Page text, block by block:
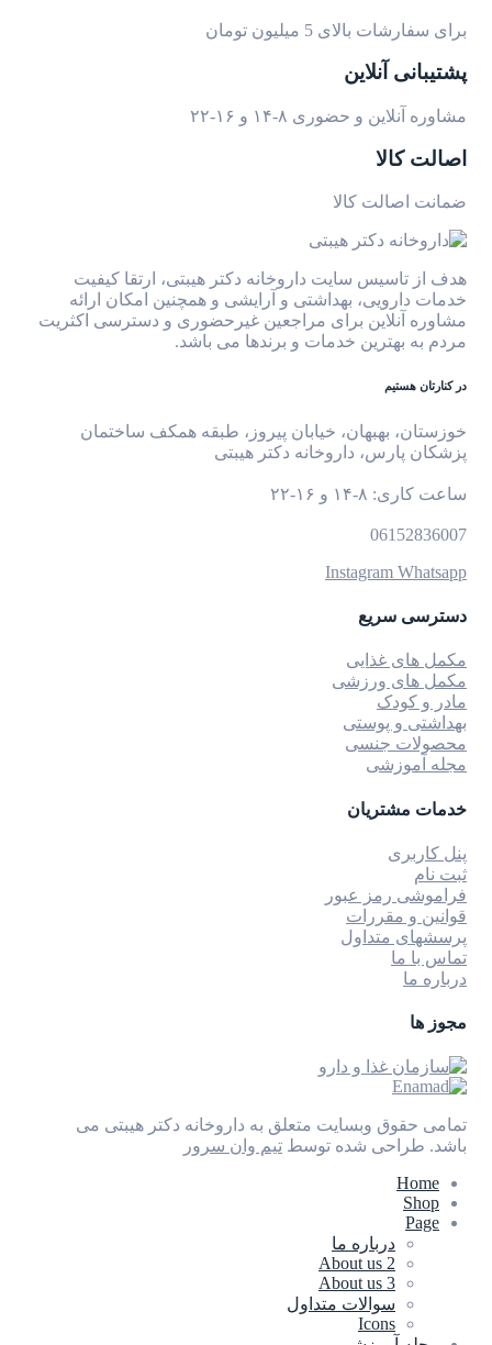
برای سفارشات بالای 5 میلیون تومان
پشتیبانی آنلاین
مشاوره آنلاین و حضوری ۸-۱۴ و ۱۶-۲۲
اصالت کالا
ضمانت اصالت کالا
هدف از تاسیس سایت داروخانه دکتر هیبتی، ارتقا کیفیت
خدمات دارویی، بهداشتی و آرایشی و همچنین امکان ارائه
مشاوره آنلاین برای مراجعین غیرحضوری و دسترسی اکثریت
مردم به بهترین خدمات و برندها می باشد.
در کنارتان هستیم
خوزستان، بهبهان، خیابان پیروز، طبقه همکف ساختمان
پزشکان پارس، داروخانه دکتر هیبتی
ساعت کاری: ۸-۱۴ و ۱۶-۲۲
06152836007
Instagram Whatsapp
دسترسی سریع
مکمل های غذایی
مکمل های ورزشی
مادر و کودک
بهداشتی و پوستی
محصولات جنسی
مجله آموزشی
خدمات مشتریان
پنل کاربری
ثبت نام
فراموشی رمز عبور
قوانین و مقررات
پرسشهای متداول
تماس با ما
درباره ما
مجوز ها
تمامی حقوق وبسایت متعلق به داروخانه دکتر هیبتی می
باشد. طراحی شده توسط تیم وان سرور
Home
Shop
Page
درباره ما
About us 2
About us 3
سوالات متداول
Icons